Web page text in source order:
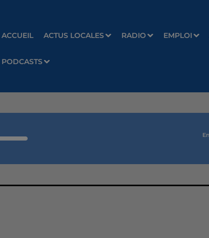
ACCUEIL ACTUS LOCALES RADIO EMPLOI
PODCASTS